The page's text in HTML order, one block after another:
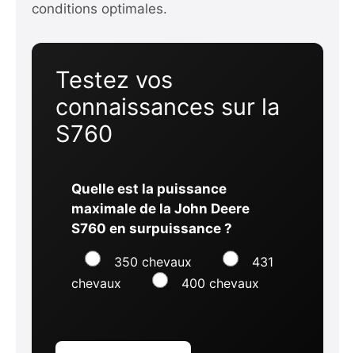
conditions optimales.
Testez vos
connaissances sur la
S760
Quelle est la puissance
maximale de la John Deere
S760 en surpuissance ?
350 chevaux
431
chevaux
400 chevaux